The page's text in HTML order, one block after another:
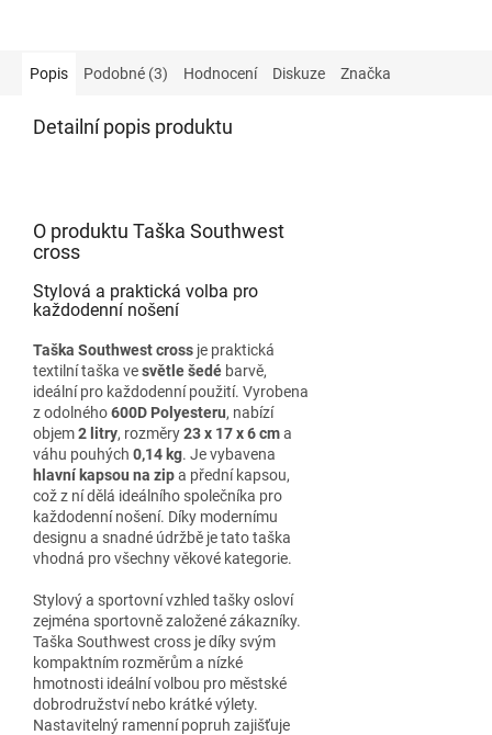
Popis Podobné (3) Hodnocení Diskuze Značka
Detailní popis produktu
O produktu Taška Southwest
cross
Stylová a praktická volba pro
každodenní nošení
Taška Southwest cross je praktická
textilní taška vesvětle šedé barvě,
ideální pro každodenní použití. Vyrobena
z odolného600D Polyesteru, nabízí
objem2 litry, rozměry23 x 17 x 6 cma
váhu pouhých 0,14 kg. Je vybavena
hlavní kapsou na zipa přední kapsou,
což z ní dělá ideálního společníka pro
každodenní nošení. Díky modernímu
designu a snadné údržbě je tato taška
vhodná pro všechny věkové kategorie.
Stylový a sportovní vzhled tašky osloví
zejména sportovně založené zákazníky.
Taška Southwest cross je díky svým
kompaktním rozměrům a nízké
hmotnosti ideální volbou pro městské
dobrodružství nebo krátké výlety.
Nastavitelný ramenní popruh zajišťuje